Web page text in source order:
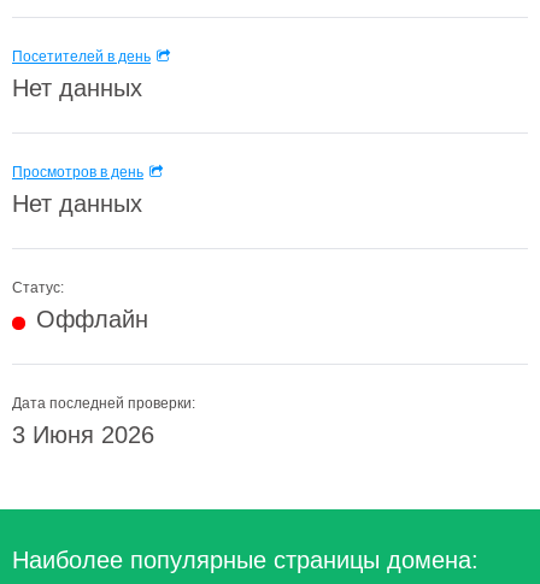
Посетителей в день
Нет данных
Просмотров в день
Нет данных
Статус:
Оффлайн
Дата последней проверки:
3 Июня 2026
Наиболее популярные страницы домена: